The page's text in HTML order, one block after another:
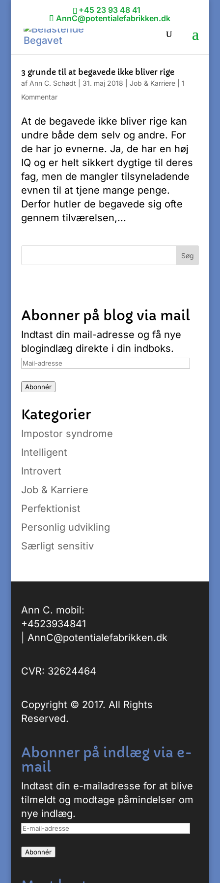
+45 23 93 48 41
AnnC@potentialefabrikken.dk
3 grunde til at begavede ikke bliver rige
af Ann C. Schødt 31. maj 2018 Job & Karriere| 1
Kommentar
At de begavede ikke bliver rige kan
undre både dem selv og andre. For
de har jo evnerne. Ja, de har en høj
IQ og er helt sikkert dygtige til deres
fag, men de mangler tilsyneladende
evnen til at tjene mange penge.
Derfor hutler de begavede sig ofte
gennem tilværelsen,...
Abonner på blog via mail
Indtast din mail-adresse og få nye
blogindlæg direkte i din indboks.
Mail-
Abonnér
Kategorier
Impostor syndrome
Intelligent
Introvert
Job & Karriere
Perfektionist
Personlig udvikling
Særligt sensitiv
Ann C. mobil:
+4523934841
AnnC@potentialefabrikken.dk
CVR: 32624464
Copyright © 2017. All Rights
Reserved.
Abonner på indlæg via e-
mail
Indtast din e-mailadresse for at blive
tilmeldt og modtage påmindelser om
nye indlæg.
E-
adresse
Abonnér